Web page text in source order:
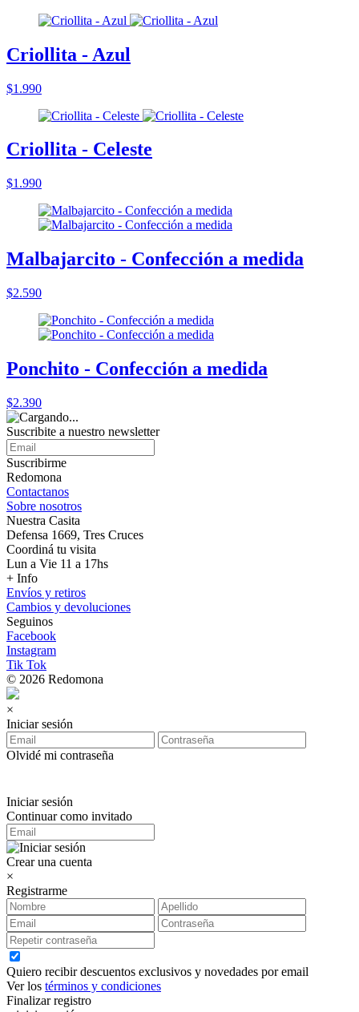
Criollita - Azul
$1.990
Criollita - Celeste
$1.990
Malbajarcito - Confección a medida
$2.590
Ponchito - Confección a medida
$2.390
Suscribite a nuestro newsletter
Suscribirme
Redomona
Contactanos
Sobre nosotros
Nuestra Casita
Defensa 1669, Tres Cruces
Coordiná tu visita
Lun a Vie 11 a 17hs
+ Info
Envíos y retiros
Cambios y devoluciones
Seguinos
Facebook
Instagram
Tik Tok
© 2026 Redomona
×
Iniciar sesión
Olvidé mi contraseña
Iniciar sesión
Continuar como invitado
Crear una cuenta
×
Registrarme
Quiero recibir descuentos exclusivos y novedades por email
Ver los términos y condiciones
Finalizar registro